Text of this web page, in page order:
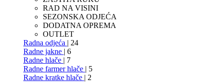
RAD NA VISINI
SEZONSKA ODJEĆA
DODATNA OPREMA
OUTLET
Radna odjeća | 24
Radne jakne | 6
Radne hlače | 7
Radne farmer hlače | 5
Radne kratke hlače | 2